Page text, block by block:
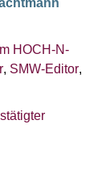
HOCH-N-
, SMW-Editor,